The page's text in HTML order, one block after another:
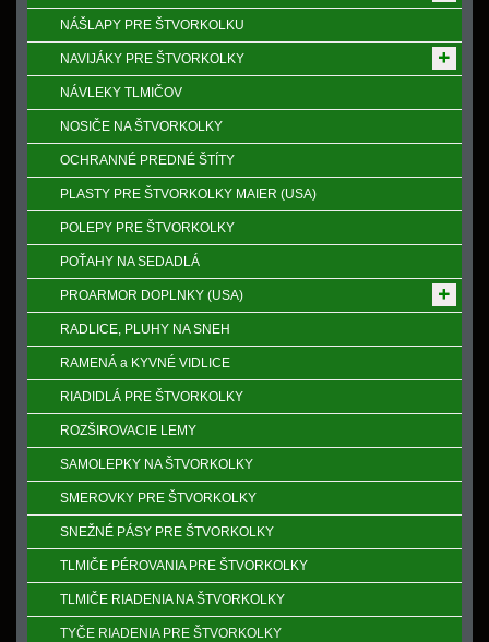
NÁŠLAPY PRE ŠTVORKOLKU
NAVIJÁKY PRE ŠTVORKOLKY
NÁVLEKY TLMIČOV
NOSIČE NA ŠTVORKOLKY
OCHRANNÉ PREDNÉ ŠTÍTY
PLASTY PRE ŠTVORKOLKY MAIER (USA)
POLEPY PRE ŠTVORKOLKY
POŤAHY NA SEDADLÁ
PROARMOR DOPLNKY (USA)
RADLICE, PLUHY NA SNEH
RAMENÁ a KYVNÉ VIDLICE
RIADIDLÁ PRE ŠTVORKOLKY
ROZŠIROVACIE LEMY
SAMOLEPKY NA ŠTVORKOLKY
SMEROVKY PRE ŠTVORKOLKY
SNEŽNÉ PÁSY PRE ŠTVORKOLKY
TLMIČE PÉROVANIA PRE ŠTVORKOLKY
TLMIČE RIADENIA NA ŠTVORKOLKY
TYČE RIADENIA PRE ŠTVORKOLKY